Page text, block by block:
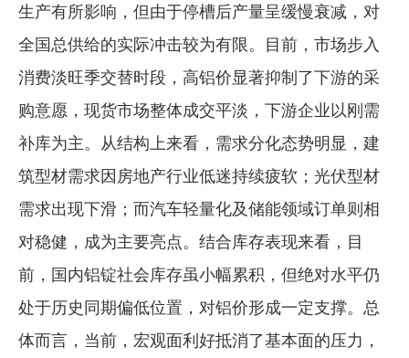
生产有所影响，但由于停槽后产量呈缓慢衰减，对
全国总供给的实际冲击较为有限。目前，市场步入
消费淡旺季交替时段，高铝价显著抑制了下游的采
购意愿，现货市场整体成交平淡，下游企业以刚需
补库为主。从结构上来看，需求分化态势明显，建
筑型材需求因房地产行业低迷持续疲软；光伏型材
需求出现下滑；而汽车轻量化及储能领域订单则相
对稳健，成为主要亮点。结合库存表现来看，目
前，国内铝锭社会库存虽小幅累积，但绝对水平仍
处于历史同期偏低位置，对铝价形成一定支撑。总
体而言，当前，宏观面利好抵消了基本面的压力，